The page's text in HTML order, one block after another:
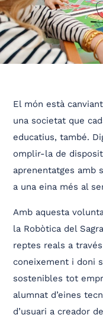
El món està
una societat que
educatius, també.
omplir-la de
aprenentatges amb
a una eina més al
Amb aquesta
la Robòtica del
reptes reals a
coneixement i doni
sostenibles tot
alumnat d’eines
d’usuari a creador